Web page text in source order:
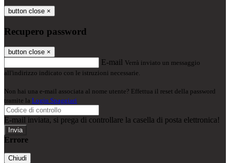
button close ×
Recupero password
button close ×
E-mail Verrà inviato un messaggio
all'indirizzo indicato con le istruzioni necessarie.
Non hai una e-mail associata al nome utente? Effettua il reset della password
tramite la Login Spaggiari
E-mail inviata, si prega di controllare la casella di posta elettronica!
Errore
Chiudi